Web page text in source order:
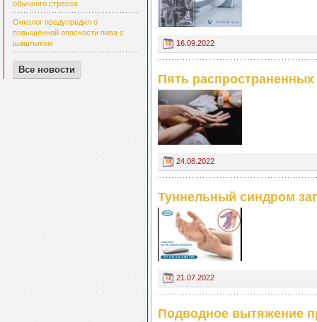
обычного стресса
Онколог предупредил о
повышенной опасности пива с
шашлыком
Все новости
16.09.2022
Пять распространенных
24.08.2022
Туннельный синдром
21.07.2022
Подводное вытяжение